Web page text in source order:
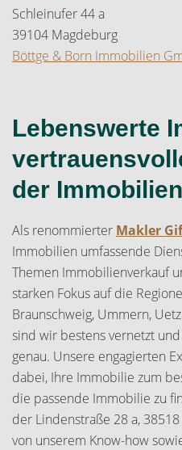
Schleinufer 44 a
39104 Magdeburg
Böttge & Born Immobilien
Lebenswerte
der
Als renommierter Makler
Immobilien umfassende
Themen Immobilienverkauf
starken Fokus auf die
Braunschweig, Ummern,
sind wir bestens vernetzt
genau. Unsere engagierten
dabei, Ihre Immobilie zum
die passende Immobilie zu
der Lindenstraße 28 a,
von unserem Know-how